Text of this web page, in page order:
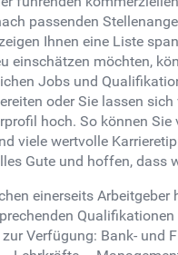
passenden
Ihnen eine Liste
einschätzen möchten,
Jobs und
oder Sie lassen
hoch. So können
viele wertvolle
Gute und hoffen,
einerseits
Verfügung: Bank-